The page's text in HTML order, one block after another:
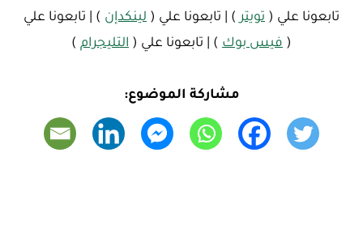
تابعونا علي ( تويتر ) | تابعونا علي ( لينكدإن ) | تابعونا علي
( فيس بوك ) | تابعونا علي ( التليجرام )
مشاركة الموضوع: